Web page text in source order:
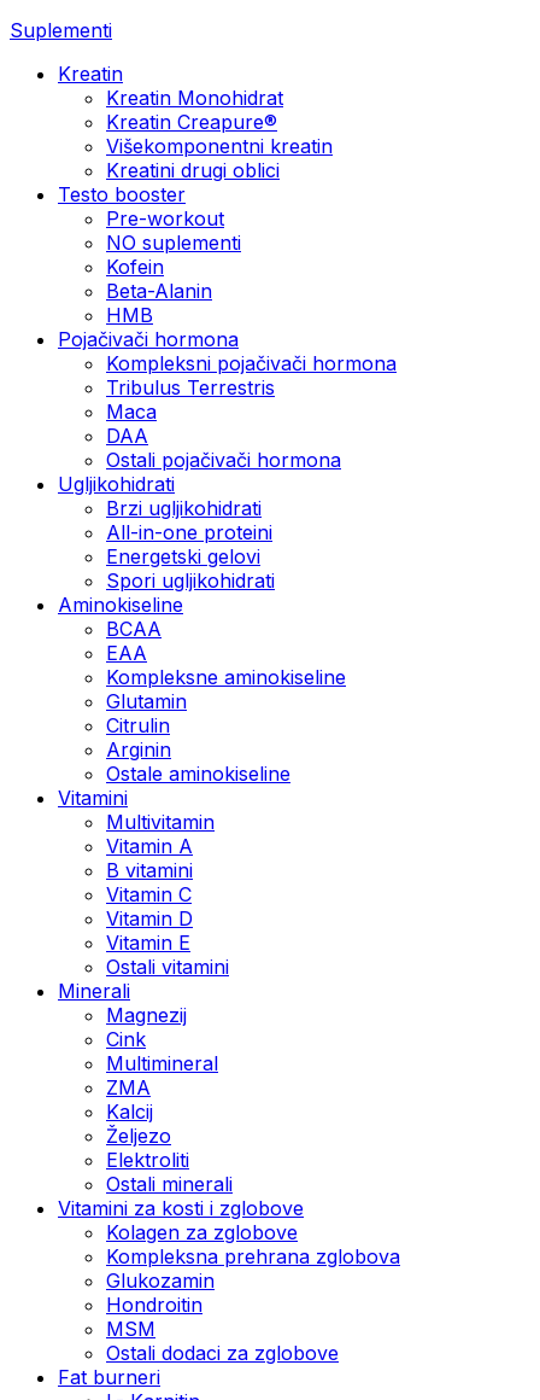
Suplementi
Kreatin
Kreatin Monohidrat
Kreatin Creapure®
Višekomponentni kreatin
Kreatini drugi oblici
Testo booster
Pre-workout
NO suplementi
Kofein
Beta-Alanin
HMB
Pojačivači hormona
Kompleksni pojačivači hormona
Tribulus Terrestris
Maca
DAA
Ostali pojačivači hormona
Ugljikohidrati
Brzi ugljikohidrati
All-in-one proteini
Energetski gelovi
Spori ugljikohidrati
Aminokiseline
BCAA
EAA
Kompleksne aminokiseline
Glutamin
Citrulin
Arginin
Ostale aminokiseline
Vitamini
Multivitamin
Vitamin A
B vitamini
Vitamin C
Vitamin D
Vitamin E
Ostali vitamini
Minerali
Magnezij
Cink
Multimineral
ZMA
Kalcij
Željezo
Elektroliti
Ostali minerali
Vitamini za kosti i zglobove
Kolagen za zglobove
Kompleksna prehrana zglobova
Glukozamin
Hondroitin
MSM
Ostali dodaci za zglobove
Fat burneri